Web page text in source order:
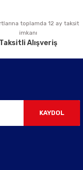
toplamda 12 ay taksit
imkanı
Taksitli Alışveriş
KAYDOL